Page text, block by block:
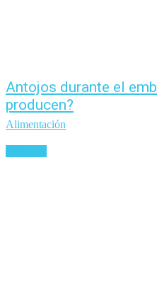
Antojos durante el
producen?
Alimentación